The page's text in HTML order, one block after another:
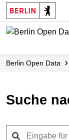
Skip
to
main
Berlin Open Data
Suche